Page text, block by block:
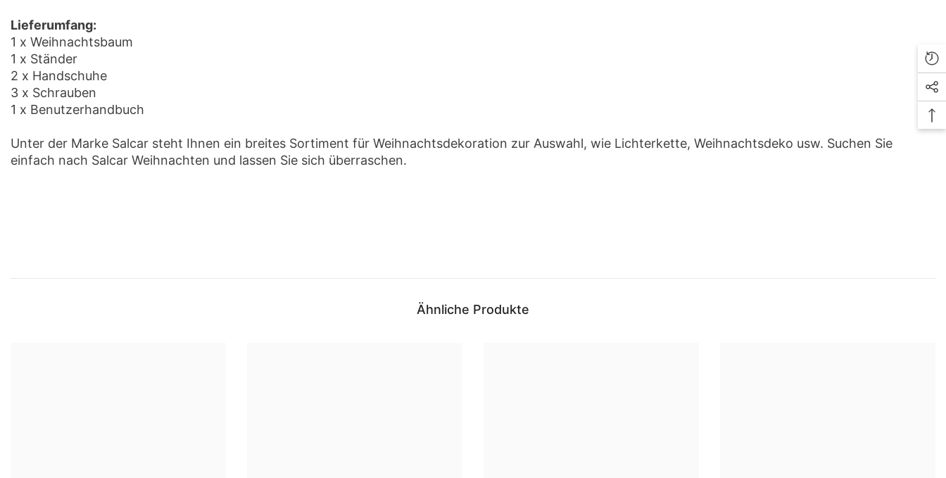
Lieferumfang:
1 x Weihnachtsbaum
1 x Ständer
2 x Handschuhe
3 x Schrauben
1 x Benutzerhandbuch
Unter der Marke Salcar steht Ihnen ein breites Sortiment für Weihnachtsdekoration zur Auswahl, wie Lichterkette, Weihnachtsdeko usw. Suchen Sie
einfach nach Salcar Weihnachten und lassen Sie sich überraschen.
Ähnliche Produkte